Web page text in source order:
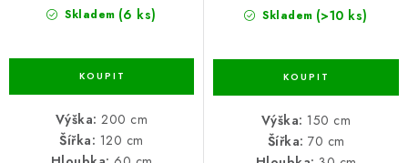
Skladem (6 ks)
Výška: 200 cm
Šířka: 120 cm
Skladem (>10 ks)
Výška: 150 cm
Šířka: 70 cm